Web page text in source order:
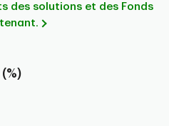
des solutions et des Fonds